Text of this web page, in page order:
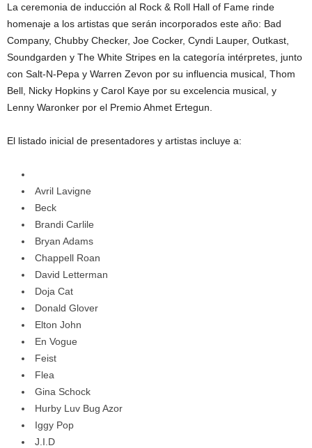
La ceremonia de inducción al Rock & Roll Hall of Fame rinde
homenaje a los artistas que serán incorporados este año: Bad
Company, Chubby Checker, Joe Cocker, Cyndi Lauper, Outkast,
Soundgarden y The White Stripes en la categoría intérpretes, junto
con Salt-N-Pepa y Warren Zevon por su influencia musical, Thom
Bell, Nicky Hopkins y Carol Kaye por su excelencia musical, y
Lenny Waronker por el Premio Ahmet Ertegun.
El listado inicial de presentadores y artistas incluye a:
Avril Lavigne
Beck
Brandi Carlile
Bryan Adams
Chappell Roan
David Letterman
Doja Cat
Donald Glover
Elton John
En Vogue
Feist
Flea
Gina Schock
Hurby Luv Bug Azor
Iggy Pop
J.I.D